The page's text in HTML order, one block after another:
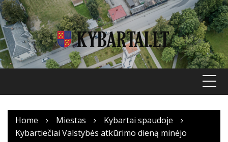
Skip
to
content
Home Miestas
Kybartai spaudoje
Kybartiečiai Valstybės atkūrimo dieną minėjo